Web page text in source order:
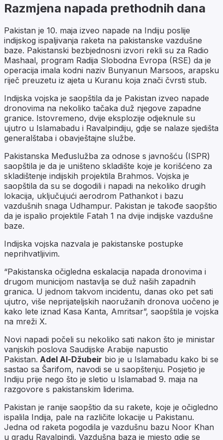
Razmjena napada prethodnih dana
Pakistan je 10. maja izveo napade na Indiju poslije
indijskog ispaljivanja raketa na pakistanske vazdušne
baze. Pakistanski bezbjednosni izvori rekli su za Radio
Mashaal, program Radija Slobodna Evropa (RSE) da je
operacija imala kodni naziv Bunyanun Marsoos, arapsku
riječ preuzetu iz ajeta u Kuranu koja znači čvrsti stub.
Indijska vojska je saopštila da je Pakistan izveo napade
dronovima na nekoliko tačaka duž njegove zapadne
granice. Istovremeno, dvije eksplozije odjeknule su
ujutro u Islamabadu i Ravalpindiju, gdje se nalaze sjedišta
generalštaba i obavještajne službe.
Pakistanska Međuslužba za odnose s javnošću (ISPR)
saopštila je da je uništeno skladište koje je korišćeno za
skladištenje indijskih projektila Brahmos. Vojska je
saopštila da su se dogodili i napadi na nekoliko drugih
lokacija, uključujući aerodrom Pathankot i bazu
vazdušnih snaga Udhampur. Pakistan je takođe saopštio
da je ispalio projektile Fatah 1 na dvije indijske vazdušne
baze.
Indijska vojska nazvala je pakistanske postupke
neprihvatljivim.
“Pakistanska očigledna eskalacija napada dronovima i
drugom municijom nastavlja se duž naših zapadnih
granica. U jednom takvom incidentu, danas oko pet sati
ujutro, više neprijateljskih naoružanih dronova uočeno je
kako lete iznad Kasa Kanta, Amritsar”, saopštila je vojska
na mreži X.
Novi napadi počeli su nekoliko sati nakon što je ministar
vanjskih poslova Saudijske Arabije napustio
Pakistan. Adel Al-Džubeir bio je u Islamabadu kako bi se
sastao sa Šarifom, navodi se u saopštenju. Posjetio je
Indiju prije nego što je sletio u Islamabad 9. maja na
razgovore s pakistanskim liderima.
Pakistan je ranije saopštio da su rakete, koje je očigledno
ispalila Indija, pale na različite lokacije u Pakistanu.
Jedna od raketa pogodila je vazdušnu bazu Noor Khan
u gradu Ravalpindi. Vazdušna baza je mjesto gdje se